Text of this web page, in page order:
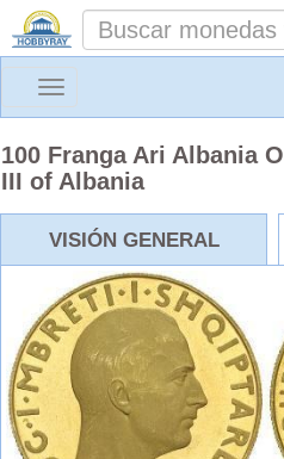
Toggle
100 Franga Ari Albania
III of Albania
VISIÓN GENERAL